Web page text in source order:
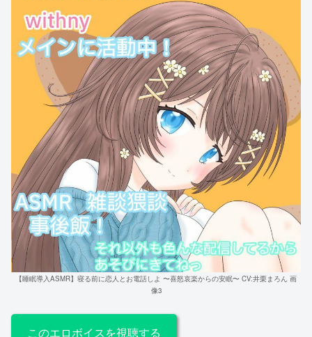
【睡眠導入ASMR】寝る前に恋人とお電話しよ 〜喜怒哀楽からの安眠〜 CV:井栗まろん 画
像3
このエロボイスを視聴する